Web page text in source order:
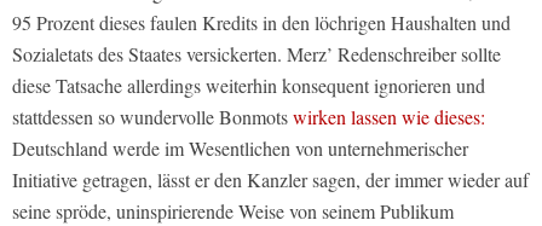
95 Prozent dieses faulen Kredits in den löchrigen Haushalten und
Sozialetats des Staates versickerten. Merz’ Redenschreiber sollte
diese Tatsache allerdings weiterhin konsequent ignorieren und
stattdessen so wundervolle Bonmotswirken lassen wie dieses:
Deutschland werde im Wesentlichen von unternehmerischer
Initiative getragen, lässt er den Kanzler sagen, der immer wieder auf
seine spröde, uninspirierende Weise von seinem Publikum